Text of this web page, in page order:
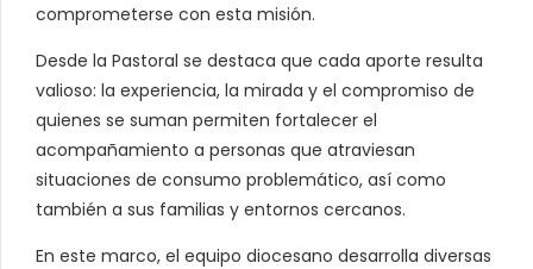
comprometerse con esta misión.
Desde la Pastoral se destaca que cada aporte resulta
valioso: la experiencia, la mirada y el compromiso de
quienes se suman permiten fortalecer el
acompañamiento a personas que atraviesan
situaciones de consumo problemático, así como
también a sus familias y entornos cercanos.
En este marco, el equipo diocesano desarrolla diversas